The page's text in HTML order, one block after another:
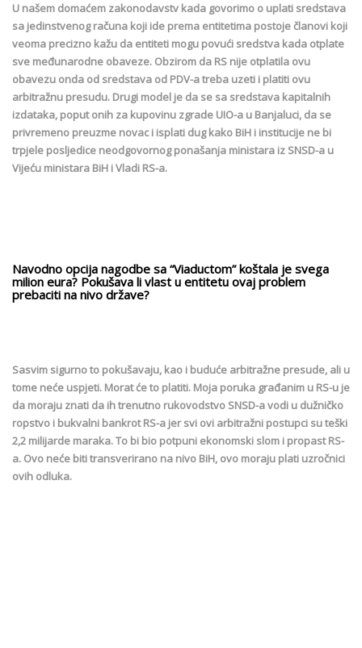
U našem domaćem zakonodavstv kada govorimo o uplati sredstava
sa jedinstvenog računa koji ide prema entitetima postoje članovi koji
veoma precizno kažu da entiteti mogu povući sredstva kada otplate
sve međunarodne obaveze. Obzirom da RS nije otplatila ovu
obavezu onda od sredstava od PDV-a treba uzeti i platiti ovu
arbitražnu presudu. Drugi model je da se sa sredstava kapitalnih
izdataka, poput onih za kupovinu zgrade UIO-a u Banjaluci, da se
privremeno preuzme novac i isplati dug kako BiH i institucije ne bi
trpjele posljedice neodgovornog ponašanja ministara iz SNSD-a u
Vijeću ministara BiH i Vladi RS-a.
Navodno opcija nagodbe sa “Viaductom” koštala je svega
milion eura? Pokušava li vlast u entitetu ovaj problem
prebaciti na nivo države?
Sasvim sigurno to pokušavaju, kao i buduće arbitražne presude, ali u
tome neće uspjeti. Morat će to platiti. Moja poruka građanim u RS-u je
da moraju znati da ih trenutno rukovodstvo SNSD-a vodi u dužničko
ropstvo i bukvalni bankrot RS-a jer svi ovi arbitražni postupci su teški
2,2 milijarde maraka. To bi bio potpuni ekonomski slom i propast RS-
a. Ovo neće biti transverirano na nivo BiH, ovo moraju plati uzročnici
ovih odluka.